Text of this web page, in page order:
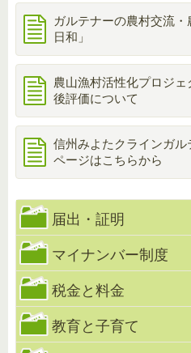
ガルテナーの農村交流
日和」
農山漁村活性化プロジ
後評価について
信州みよたクラインガ
ページはこちらから
届出・証明
マイナンバー制度
税金と料金
教育と子育て